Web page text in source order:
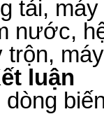
tải,
nước,
trộn,
luận
dòng